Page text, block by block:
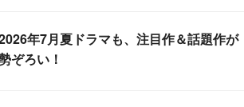
年7月夏ドラマも、注目作＆話題作が
ぞろい！